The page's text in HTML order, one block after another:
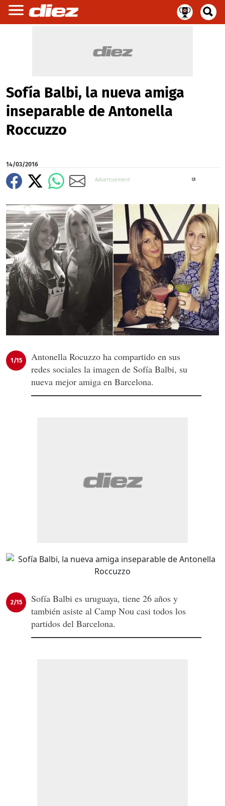
Sofía Balbi, la nueva amiga
inseparable de Antonella
Roccuzzo
14/03/2016
1/15
Antonella Rocuzzo ha compartido en sus
redes sociales la imagen de Sofía Balbi, su
nueva mejor amiga en Barcelona.
2/15
Sofía Balbi es uruguaya, tiene 26 años y
también asiste al Camp Nou casi todos los
partidos del Barcelona.
X